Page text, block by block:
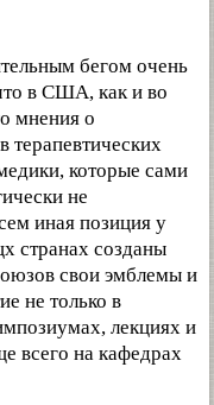
бегом очень
в США, как и во
мнения о
терапевтических
которые сами
не
иная позиция у
странах созданы
свои эмблемы и
не только в
лекциях и
всего на кафедрах